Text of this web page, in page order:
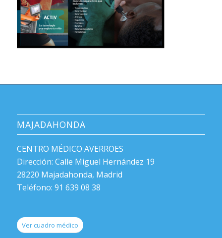
MAJADAHONDA
CENTRO MÉDICO AVERROES
Dirección: Calle Miguel Hernández 19
28220 Majadahonda, Madrid
Teléfono: 91 639 08 38
Ver cuadro médico